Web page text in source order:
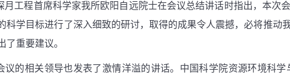
月工程首席科学家我所欧阳自远院士在会议总结讲话时指出，本次
科学目标进行了深入细致的研讨，取得的成果令人震撼，必将推
了重要建议。
议的相关领导也发表了激情洋溢的讲话。中国科学院资源环境科